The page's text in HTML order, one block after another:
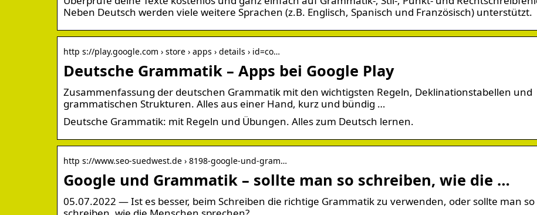
Neben Deutsch werden viele weitere Sprachen (z.B. Englisch, Spanisch und Französisch) unterstützt.
http s://play.google.com › store › apps › details › id=co…
Deutsche Grammatik – Apps bei Google Play
Zusammenfassung der deutschen Grammatik mit den wichtigsten Regeln, Deklinationstabellen und
grammatischen Strukturen. Alles aus einer Hand, kurz und bündig …
Deutsche Grammatik: mit Regeln und Übungen. Alles zum Deutsch lernen.
http s://www.seo-suedwest.de › 8198-google-und-gram…
Google und Grammatik – sollte man so schreiben, wie die …
05.07.2022 — Ist es besser, beim Schreiben die richtige Grammatik zu verwenden, oder sollte man so